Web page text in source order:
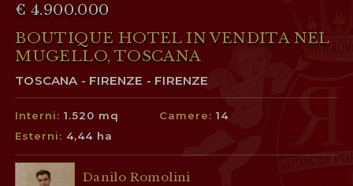
€ 4.900.000
BOUTIQUE HOTEL IN VENDITA NEL
MUGELLO, TOSCANA
TOSCANA - FIRENZE - FIRENZE
Interni:1.520 mq Camere:14
Esterni: 4,44 ha
Danilo Romolini